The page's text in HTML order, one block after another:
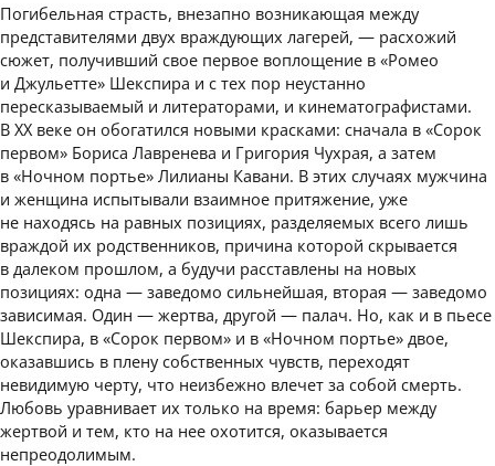
Погибельная страсть, внезапно возникающая между
представителями двух враждующих лагерей, — расхожий
сюжет, получивший свое первое воплощение в «Ромео
и Джульетте» Шекспира и с тех пор неустанно
пересказываемый и литераторами, и кинематографистами.
В XX веке он обогатился новыми красками: сначала в «Сорок
первом» Бориса Лавренева и Григория Чухрая, а затем
в «Ночном портье» Лилианы Кавани. В этих случаях мужчина
и женщина испытывали взаимное притяжение, уже
не находясь на равных позициях, разделяемых всего лишь
враждой их родственников, причина которой скрывается
в далеком прошлом, а будучи расставлены на новых
позициях: одна — заведомо сильнейшая, вторая — заведомо
зависимая. Один — жертва, другой — палач. Но, как и в пьесе
Шекспира, в «Сорок первом» и в «Ночном портье» двое,
оказавшись в плену собственных чувств, переходят
невидимую черту, что неизбежно влечет за собой смерть.
Любовь уравнивает их только на время: барьер между
жертвой и тем, кто на нее охотится, оказывается
непреодолимым.